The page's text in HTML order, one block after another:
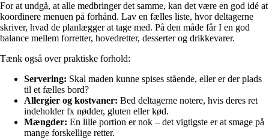
For at undgå, at alle medbringer det samme, kan det være en god idé at
koordinere menuen på forhånd. Lav en fælles liste, hvor deltagerne
skriver, hvad de planlægger at tage med. På den måde får I en god
balance mellem forretter, hovedretter, desserter og drikkevarer.
Tænk også over praktiske forhold:
Servering: Skal maden kunne spises stående, eller er der plads
til et fælles bord?
Allergier og kostvaner: Bed deltagerne notere, hvis deres ret
indeholder fx nødder, gluten eller kød.
Mængder: En lille portion er nok – det vigtigste er at smage på
mange forskellige retter.